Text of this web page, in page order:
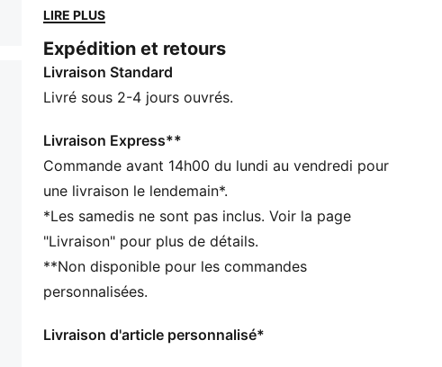
s’inspire des retours de footballeuses, pour s’adapter
l’équipe adverse sur le terrain. Dotée d’une nouvelle
tige en mesh technique pour des concrétisations
létales, c’est comme une machine parfaitement réglée
les coutures.
CARACTÉRISTIQUES + AVANTAGES
COUPE FEMME : découvre une ULTRA spécialement
été conçue à partir des retours de joueuses pour
s'adapter comme une seconde peau à ton élan.
ACCÉLÉRATION : conçue en fibre de carbone, la
semelle extérieure SPEEDSYSTEM CARBON associe
innovant pour des accélérations explosives
LIRE PLUS
Expédition et retours
Livraison Standard
Livré sous 2-4 jours ouvrés.
Livraison Express**
Commande avant 14h00 du lundi au vendredi pour
une livraison le lendemain*.
*Les samedis ne sont pas inclus. Voir la page
"Livraison" pour plus de détails.
**Non disponible pour les commandes
personnalisées.
Livraison d'article personnalisé*